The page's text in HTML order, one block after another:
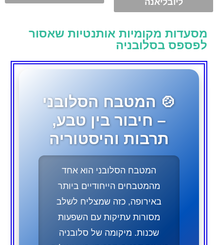
מסעדות מקומיות אותנטיות שאסור
לפספס בסלובניה
🍲 המטבח הסלובני
– חיבור בין טבע,
תרבות והיסטוריה
המטבח הסלובני הוא אחד
מהמטבחים הייחודיים ביותר
באירופה, כזה שמצליח לשלב
מסורות עתיקות עם השפעות
שכנות. מיקומה של סלובניה